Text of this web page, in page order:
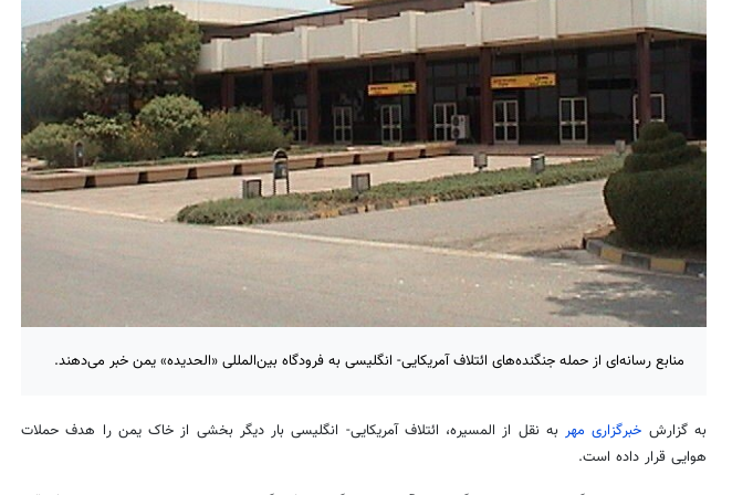
منابع رسانه‌ای از حمله جنگنده‌های ائتلاف آمریکایی- انگلیسی به فرودگاه بین‌المللی «الحدیده» یمن خبر می‌دهند.
به گزارش خبرگزاری مهر به نقل از المسیره، ائتلاف آمریکایی- انگلیسی بار دیگر بخشی از خاک یمن را هدف حملات
هوایی قرار داده است.